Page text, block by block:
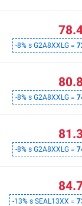
-8% s G2A8XXLG =
-8% s G2A8XXLG =
-8% s G2A8XXLG =
-13% s SEAL13XX =